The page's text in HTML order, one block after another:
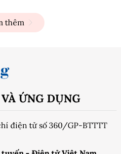
thêm
ỨNG DỤNG
điện tử số 360/GP-BTTTT